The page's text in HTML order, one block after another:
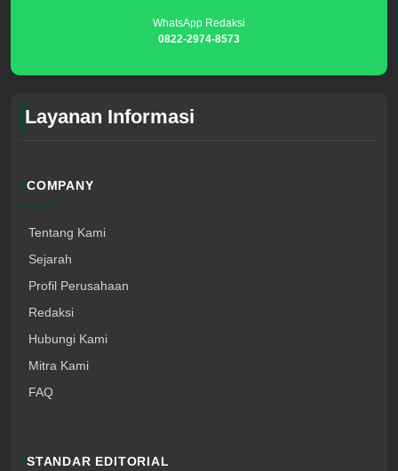
WhatsApp Redaksi
0822-2974-8573
Layanan Informasi
COMPANY
Tentang Kami
Sejarah
Profil Perusahaan
Redaksi
Hubungi Kami
Mitra Kami
FAQ
STANDAR EDITORIAL